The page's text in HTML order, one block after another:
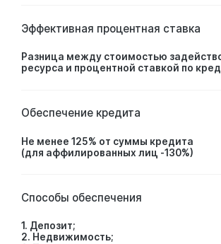
Эффективная процентная ставка
Разница между стоимостью
ресурса и процентной ставкой по
Обеспечение кредита
Не менее 125% от суммы кредита
(для аффилированных лиц -130%)
Способы обеспечения
1. Депозит;
2. Недвижимость;